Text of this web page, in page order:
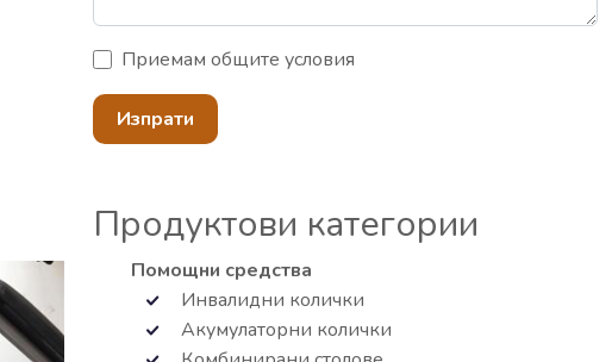
Приемамобщите условия
Изпрати
Продуктови категории
Помощни средства
Инвалидни колички
Акумулаторни колички